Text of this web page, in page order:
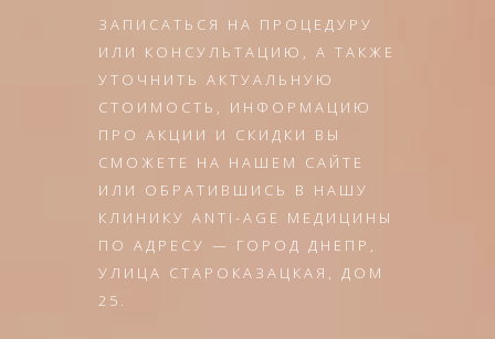
ЗАПИСАТЬСЯ НА ПРОЦЕДУРУ
ИЛИ КОНСУЛЬТАЦИЮ, А ТАКЖЕ
УТОЧНИТЬ АКТУАЛЬНУЮ
СТОИМОСТЬ, ИНФОРМАЦИЮ
ПРО АКЦИИ И СКИДКИ ВЫ
СМОЖЕТЕ НА НАШЕМ САЙТЕ
ИЛИ ОБРАТИВШИСЬ В НАШУ
КЛИНИКУ ANTI-AGE МЕДИЦИНЫ
ПО АДРЕСУ — ГОРОД ДНЕПР,
УЛИЦА СТАРОКАЗАЦКАЯ, ДОМ
25.